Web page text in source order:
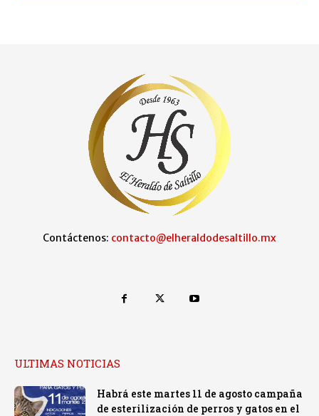
Contáctenos: contacto@elheraldodesaltillo.mx
ULTIMAS NOTICIAS
Habrá este martes 11 de agosto campaña
de esterilización de perros y gatos en el